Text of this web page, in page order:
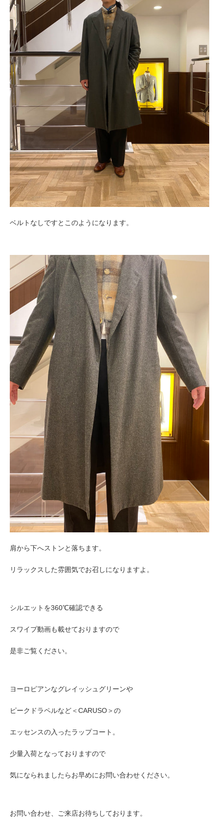
ベルトなしですとこのようになります。
肩から下へストンと落ちます。
リラックスした雰囲気でお召しになりますよ。
シルエットを360℃確認できる
スワイプ動画も載せておりますので
是非ご覧ください。
ヨーロピアンなグレイッシュグリーンや
ピークドラペルなど＜CARUSO＞の
エッセンスの入ったラップコート。
少量入荷となっておりますので
気になられましたらお早めにお問い合わせください。
お問い合わせ、ご来店お待ちしております。